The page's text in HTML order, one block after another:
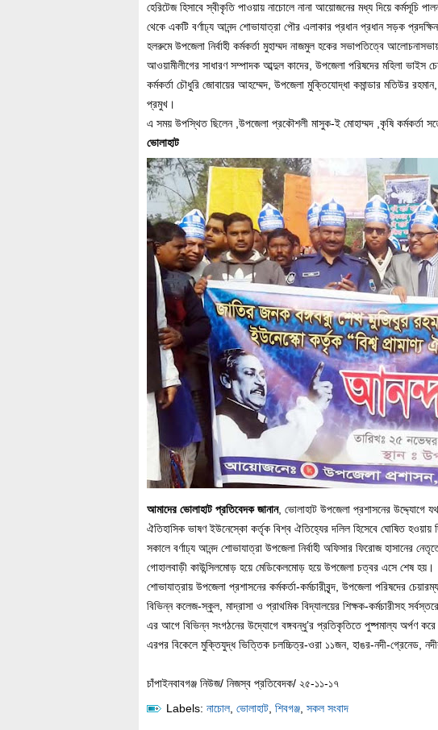
হেরিটেজ হিসাবে স্বীকৃতি পাওয়ায় নাচোলে নানা আয়োজনের মধ্য দিয়ে কর্মসূচি
থেকে একটি বর্ণাঢ্য আনন্দ শোভাযাত্রা পৌর এলাকার প্রধান প্রধান সড়ক
হলরুমে উপজেলা নির্বাহী কর্মকর্তা মুহাম্মদ নাজমুল হকের সভাপতিত্বে
আওয়ামীলীগের সাধারণ সম্পাদক আব্দুল কাদের, উপজেলা পরিষদের মহিলা ভাইস
কর্মকর্তা চৌধুরি জোবায়ের আহম্মেদ, উপজেলা মুক্তিযোদ্ধা কমান্ডার মতিউর
প্রমুখ।
এ সময় উপস্থিত ছিলেন ,উপজেলা প্রকৌশলী মাসুক-ই মোহাম্মদ ,কৃষি কর্মকর্তা
ভোলাহাট
আমাদের ভোলাহাট প্রতিবেদক জানান, ভোলাহাট উপজেলা প্রশাসনের উদ্দ্যোগে
ঐতিহাসিক ভাষণ ইউনেস্কো কর্তৃক বিশ্ব ঐতিহ্যের দলিল হিসেবে ঘোষিত হওয়ায়
সকালে বর্ণাঢ্য আনন্দ শোভাযাত্রা উপজেলা নির্বাহী অফিসার ফিরোজ হাসানের
গোহালবাড়ী কাউন্সিলমোড় হয়ে মেডিকেলমোড় হয়ে উপজেলা চত্বর এসে শেষ হয়।
শোভাযাত্রায় উপজেলা প্রশাসনের কর্মকর্তা-কর্মচারীবৃন্দ, উপজেলা পরিষদের
বিভিন্ন কলেজ-স্কুল, মাদ্রাসা ও প্রাথমিক বিদ্যালয়ের শিক্ষক-কর্মচারীসহ
এর আগে বিভিন্ন সংগঠনের উদ্যোগে বঙ্গবন্ধু’র প্রতিকৃতিতে পুষ্পমাল্য অর্পণ
এরপর বিকেলে মুক্তিযুদ্ধ ভিত্তিক চলচ্চিত্র-ওরা ১১জন, হাঙর-নদী-গ্রেনেড,
চাঁপাইনবাবগঞ্জ নিউজ/ নিজস্ব প্রতিবেদক/ ২৫-১১-১৭
Labels: নাচোল ভোলাহাট শিবগঞ্জ সকল সংবাদ